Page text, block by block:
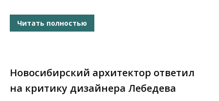
Читать полностью
Новосибирский архитектор ответил
на критику дизайнера Лебедева